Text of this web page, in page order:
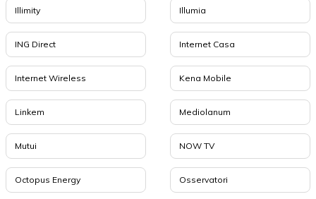
Illimity Illumia
ING Direct Internet Casa
Internet Wireless Kena Mobile
Linkem Mediolanum
Mutui NOW TV
Octopus Energy Osservatori